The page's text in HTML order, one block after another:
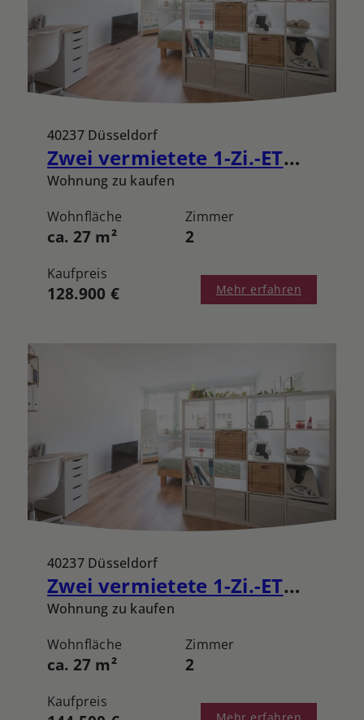
40237 Düsseldorf
Zwei vermietete 1-Zi.-ETW inmitten von Düsseldorf-Düsseltal zzgl. 1x TG-Stellplatz
Wohnung zu kaufen
Wohnfläche
ca. 27 m²
Zimmer
2
Kaufpreis
128.900 € Mehr erfahren
40237 Düsseldorf
Zwei vermietete 1-Zi.-ETW inmitten von Düsseldorf-Düsseltal zzgl. 1x TG-Stellplatz
Wohnung zu kaufen
Wohnfläche
ca. 27 m²
Zimmer
2
Kaufpreis